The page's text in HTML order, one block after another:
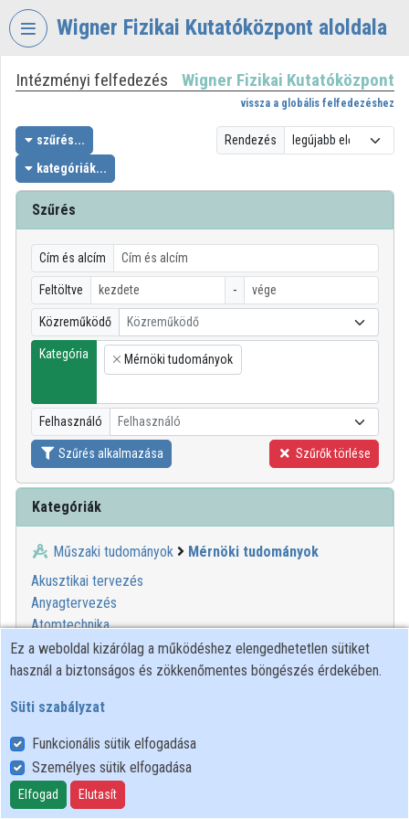
Fejléc kihagyása
Wigner Fizikai Kutatóközpont aloldala
VIDEOTORIUM
WIGNER
FIZIKAI
KUTATÓKÖZPONT
Intézményi kezdőlap
Bejelentkezés
Intézményi felfedezés
Kategóriák
Intézményi listák
Intézmények
Közreműködők
Intézményi felfedezés Wigner Fizikai Kutatóközpont
vissza a globális felfedezéshez
szűrés...
kategóriák...
Rendezés
Szűrés
Cím és alcím
Feltöltve -
Közreműködő Közreműködő
Kategória
×
Mérnöki tudományok
Felhasználó Felhasználó
Szűrés alkalmazása Szűrők törlése
Kategóriák
Műszaki tudományok
Mérnöki tudományok
Akusztikai tervezés
Anyagtervezés
Atomtechnika
Biológiai anyagok tervezése
Elektronikai technológia
Építőmérnöki tudomány
Finommechanika
Folyamatirányítás
Gépészet
Ez a weboldal kizárólag a működéshez elengedhetetlen sütiket
használ a biztonságos és zökkenőmentes böngészés érdekében.
Süti szabályzat
Funkcionális sütik elfogadása
Személyes sütik elfogadása
Elfogad Elutasít